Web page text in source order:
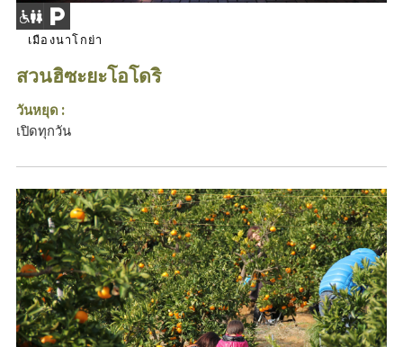
เมืองนาโกย่า
สวนฮิซะยะโอโดริ
วันหยุด :
เปิดทุกวัน